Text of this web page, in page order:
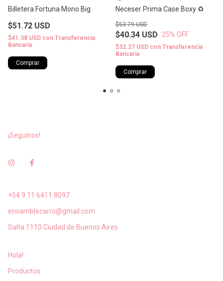
Billetera Fortuna Mono Big
$51.72 USD
$41.38 USD con Transferencia
Bancaria
Neceser Prima Case Boxy ♻️
$40.34 USD
$53.79 USD
25% OFF
$32.27 USD con Transferencia
Bancaria
Comprar
¡Seguínos!
+54 9 11 6411 8097
ensamblecarro@gmail.com
Salta 1110 Ciudad de Buenos Aires
Hola!
Productos